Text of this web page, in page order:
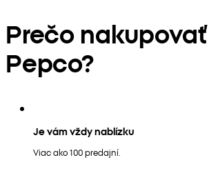
Prečo
Pepco?
Je vám vždy nablízku
Viac ako 100 predajní.